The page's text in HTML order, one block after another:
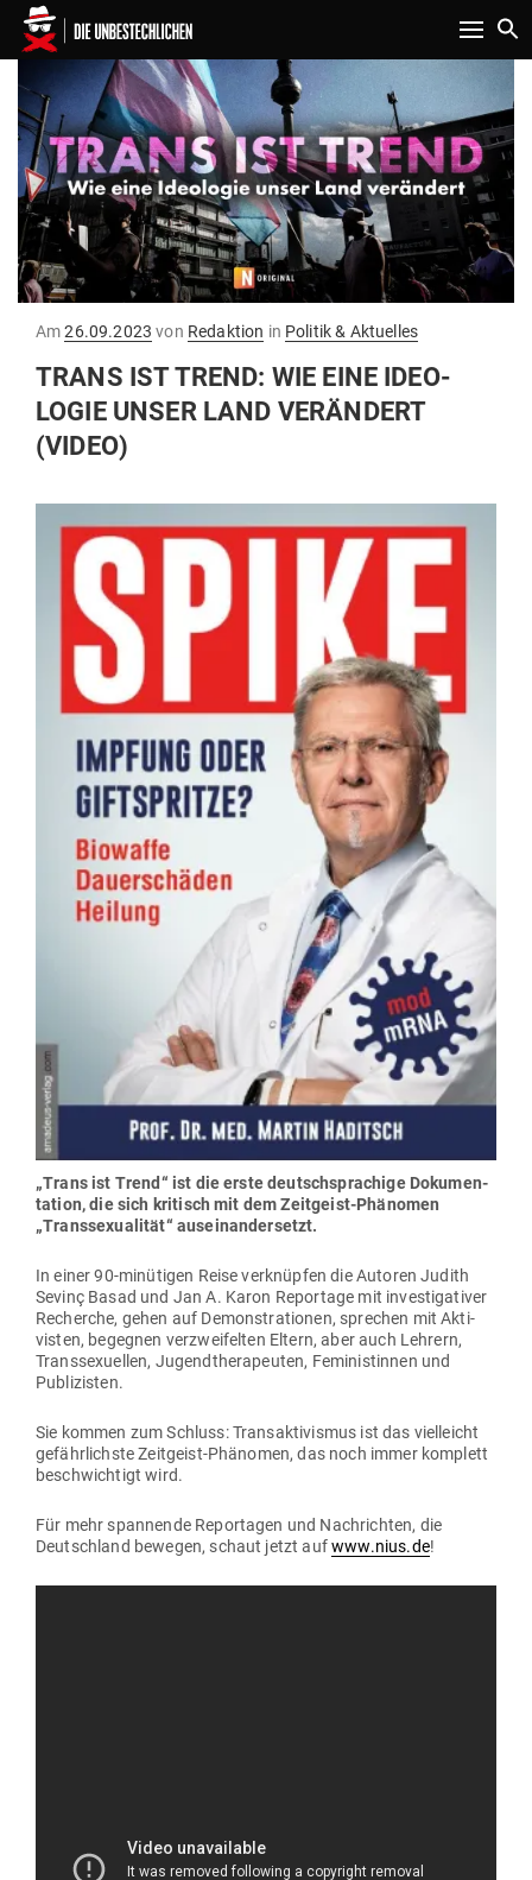
Toggle
AmGepostet
26.09.2023 von Redaktion in Politik & Aktuelles
TRANS IST TREND: WIE EINE IDEO­
LOGIE UNSER LAND VER­ÄNDERT
(VIDEO)
„Trans ist Trend“ ist die erste deutsch­spra­chige Doku­men­
tation, die sich kri­tisch mit dem Zeit­geist-Phä­nomen
„Trans­se­xua­lität“ auseinandersetzt.
In einer 90-minü­tigen Reise ver­knüpfen die Autoren Judith
Sevinç Basad und Jan A. Karon Reportage mit inves­ti­ga­tiver
Recherche, gehen auf Demons­tra­tionen, sprechen mit Akti­
visten, begegnen ver­zwei­felten Eltern, aber auch Lehrern,
Trans­se­xu­ellen, Jugend­the­ra­peuten, Femi­nis­tinnen und
Publizisten.
Sie kommen zum Schluss: Trans­ak­ti­vismus ist das viel­leicht
gefähr­lichste Zeit­geist-Phä­nomen, das noch immer kom­plett
beschwichtigt wird.
Für mehr span­nende Repor­tagen und Nach­richten, die
Deutschland bewegen, schaut jetzt aufwww.nius.de!